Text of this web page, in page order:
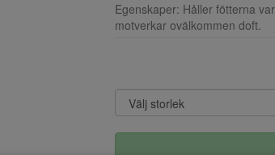
Egenskaper: Håller fötterna
motverkar ovälkommen doft.